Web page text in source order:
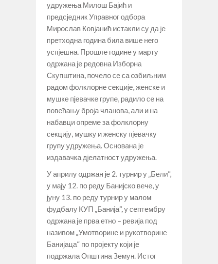
удружења Милош Бајић и
предсједник Управног одбора
Мирослав Ковјанић истакли су да је
претходна година била више него
успјешна. Прошле године у марту
одржана је редовна Изборна
Скупштина, почело се са озбиљним
радом фолклорне секције, женске и
мушке пјевачке групе, радило се на
повећању броја чланова, али и на
набавци опреме за фолклорну
секцију, мушку и женску пјевачку
групу удружења. Основана је
издавачка дјелатност удружења.
У априлу одржан је 2. турнир у „Бели“,
у мају 12. по реду Банијско вече, у
јуну 13. по реду турнир у малом
фудбалу КУП „Банија“, у септембру
одржана је прва етно – ревија под
називом „Умотворине и рукотворине
Банијаца“ по пројекту који је
подржала Општина Земун. Истог